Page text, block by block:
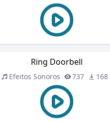
Ring Doorbell
Efeitos Sonoros 737 168